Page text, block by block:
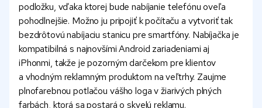
podložku, vďaka ktorej bude nabíjanie telefónu oveľa
pohodlnejšie. Možno ju pripojiť k počítaču a vytvoriť tak
bezdrôtovú nabíjaciu stanicu pre smartfóny. Nabíjačka je
kompatibilná s najnovšími Android zariadeniami aj
iPhonmi, takže je pozorným darčekom pre klientov
a vhodným reklamným produktom na veľtrhy. Zaujme
plnofarebnou potlačou vášho loga v žiarivých plných
farbách, ktorá sa postará o skvelú reklamu.